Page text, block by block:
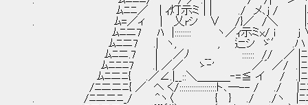
ﾑﾆﾆ／ 　| ｨ灯示ミ | |　　　 ./　メ､j /　　　 |
.　　　　　　　　　　 ﾑ=／ィ　　|　 乂rシ　 ∨ 　 /}／　/＼　　
ﾑﾆニ7　　ﾊ　|::::::::　　　 ヽ／ｨ示ミx/ i　 　 j
ﾑﾆニ7　　.|　ヽ,　　　　　 ,　　辷シ　ゞ′　 .
ﾑﾆニ.7　　 |　　／ﾉ　　__　　　　::::::　//　 ／ |ﾆ
ﾑﾆﾆﾆ7　　 .| ／／　　ゝ‐'　　　　　／´ ／/　.|ﾆ
ﾑﾆニﾆ{　　.／∠.|__::＼＿＿＿‐=≦ イ　　/　 .|ﾆ
/ﾆニニﾆ{ ／　ヘ く/::::::::::::::::::ト､─-- /　　./　　|ﾆ
.　　　　　　 /ﾆニニﾆ_/　　　^ヽ〈　　　　　 {　 }　　./　　./ヽ　 |